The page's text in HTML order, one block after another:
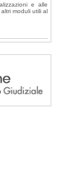
e alle
moduli utili al